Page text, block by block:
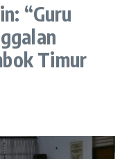
“Guru
Timur